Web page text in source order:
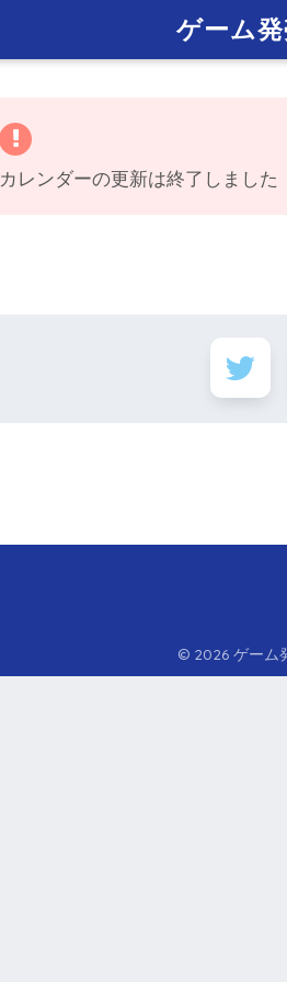
ゲーム
カレンダーの更新は終了しました
© 2026 ゲーム